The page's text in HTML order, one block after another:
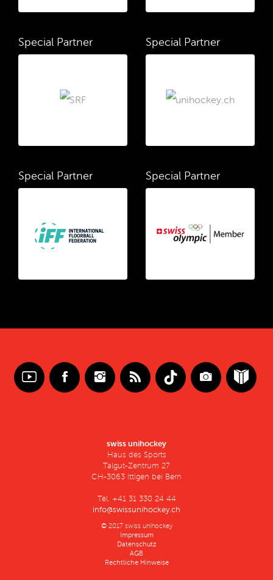
Special Partner Special Partner
Special Partner Special Partner
swiss unihockey
Haus des Sports
Talgut-Zentrum 27
CH-3063 Ittigen bei Bern
Tel. +41 31 330 24 44
info@swissunihockey.ch
© 2017 swiss unihockey
Impressum
Datenschutz
AGB
Rechtliche Hinweise